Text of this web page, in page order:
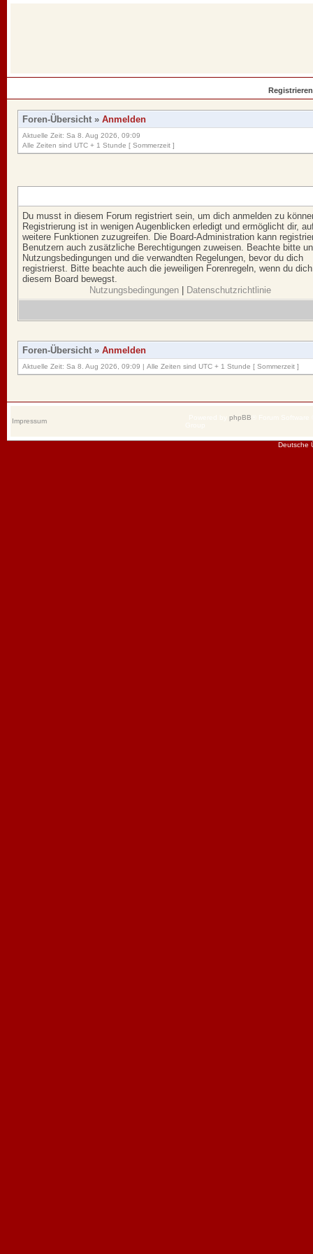
Registrieren
Foren-Übersicht » Anmelden
Aktuelle Zeit: Sa 8. Aug 2026, 09:09
Alle Zeiten sind UTC + 1 Stunde [ Sommerzeit ]
Du musst in diesem Forum registriert sein, um dich anmelden zu
Registrierung ist in wenigen Augenblicken erledigt und ermöglicht dir,
weitere Funktionen zuzugreifen. Die Board-Administration kann
Benutzern auch zusätzliche Berechtigungen zuweisen. Beachte bitte
Nutzungsbedingungen und die verwandten Regelungen, bevor du dich
registrierst. Bitte beachte auch die jeweiligen Forenregeln, wenn du
diesem Board bewegst.
Nutzungsbedingungen
Datenschutzrichtlinie
Foren-Übersicht » Anmelden
Aktuelle Zeit: Sa 8. Aug 2026, 09:09 | Alle Zeiten sind UTC + 1 Stunde [ Sommerzeit ]
Impressum phpBB
Deutsche